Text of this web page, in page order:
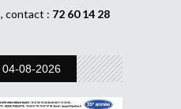
contact : 72 60 14 28
08-2026